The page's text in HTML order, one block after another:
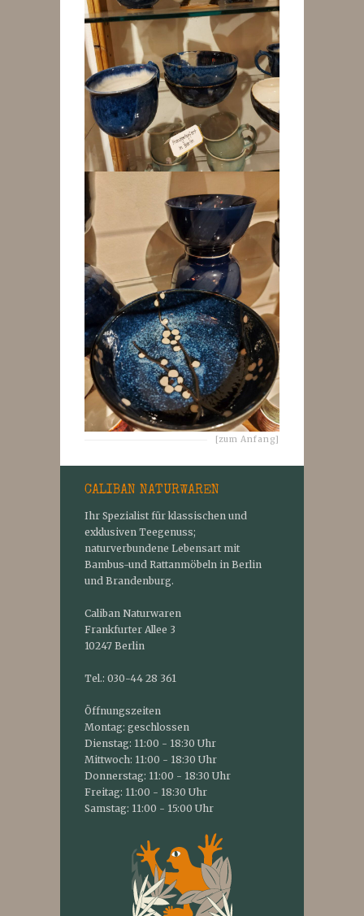
[zum Anfang]
CALIBAN NATURWAREN
Ihr Spezialist für klassischen und
exklusiven Teegenuss;
naturverbundene Lebensart mit
Bambus-und Rattanmöbeln in Berlin
und Brandenburg.
Caliban Naturwaren
Frankfurter Allee 3
10247 Berlin
Tel.: 030-44 28 361
Öffnungszeiten
Montag: geschlossen
Dienstag: 11:00 - 18:30 Uhr
Mittwoch: 11:00 - 18:30 Uhr
Donnerstag: 11:00 - 18:30 Uhr
Freitag: 11:00 - 18:30 Uhr
Samstag: 11:00 - 15:00 Uhr